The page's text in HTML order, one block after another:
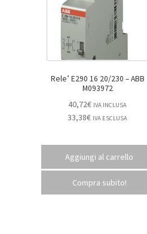
Rele’ E290 16 20/230 – ABB
M093972
40,72€ IVA INCLUSA
33,38€ IVA ESCLUSA
Aggiungi al carrello
Compra subito!